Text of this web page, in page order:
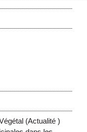
(Actualité)